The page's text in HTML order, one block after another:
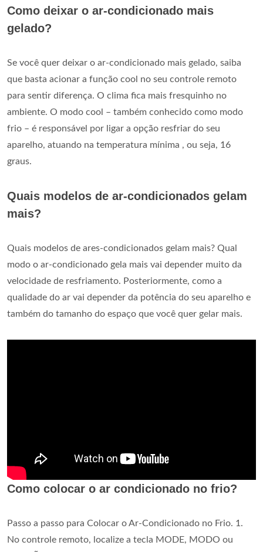
Como deixar o ar-condicionado mais
gelado?
Se você quer deixar o ar-condicionado mais gelado, saiba
que basta acionar a função cool no seu controle remoto
para sentir diferença. O clima fica mais fresquinho no
ambiente. O modo cool – também conhecido como modo
frio – é responsável por ligar a opção resfriar do seu
aparelho, atuando na temperatura mínima , ou seja, 16
graus.
Quais modelos de ar-condicionados gelam
mais?
Quais modelos de ares-condicionados gelam mais? Qual
modo o ar-condicionado gela mais vai depender muito da
velocidade de resfriamento. Posteriormente, como a
qualidade do ar vai depender da potência do seu aparelho e
também do tamanho do espaço que você quer gelar mais.
Como colocar o ar condicionado no frio?
Passo a passo para Colocar o Ar-Condicionado no Frio. 1.
No controle remoto, localize a tecla MODE, MODO ou